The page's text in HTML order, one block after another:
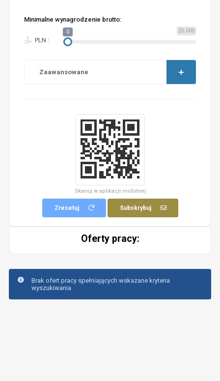
Minimalne wynagrodzenie brutto:
PLN :
25 000
0
Zaawansowane
Skanuj w aplikacji mobilnej
Zresetuj Subskrybuj
Oferty pracy:
Brak ofert pracy spełniających wskazane kryteria
wyszukiwania